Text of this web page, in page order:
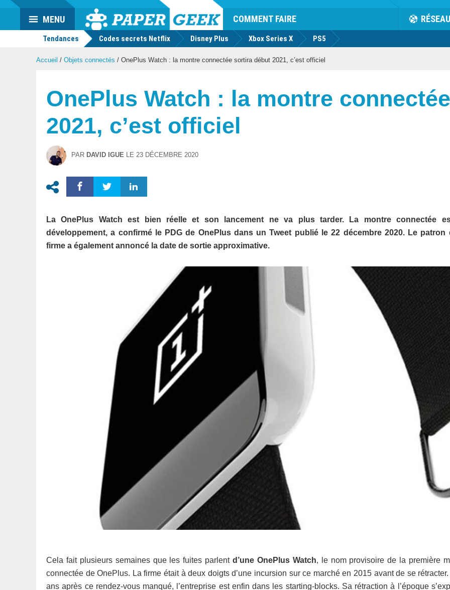
Actu
geek
COMMENT FAIRE RÉSEAU
MENU
Tendances Codes secrets Netflix Disney Plus Xbox Series X PS5
Accueil / Objets connectés / OnePlus Watch : la montre connectée sortira début 2021, c’est officiel
OnePlus Watch : la montre
2021, c’est officiel
PAR DAVID IGUE LE 23 DÉCEMBRE 2020
La OnePlus Watch est bien réelle et son lancement ne va plus tarder. La montre connectée
développement, a confirmé le PDG de OnePlus dans un Tweet publié le 22 décembre 2020. Le patron
firme a également annoncé la date de sortie approximative.
Cela fait plusieurs semaines que les fuites parlentd’une OnePlus Watch, le nom provisoire de la première
connectée de OnePlus. La firme était à deux doigts d’une incursion sur ce marché en 2015 avant de se
ans après ce rendez-vous manqué, l’entreprise est enfin dans les starting-blocks. Sa rétraction à l’époque